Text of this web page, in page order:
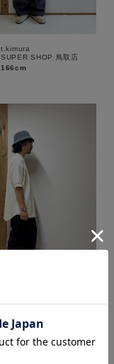
t.kimura
SUPER SHOP 鳥取店
166cm
SUPER SHOP 鳥取店